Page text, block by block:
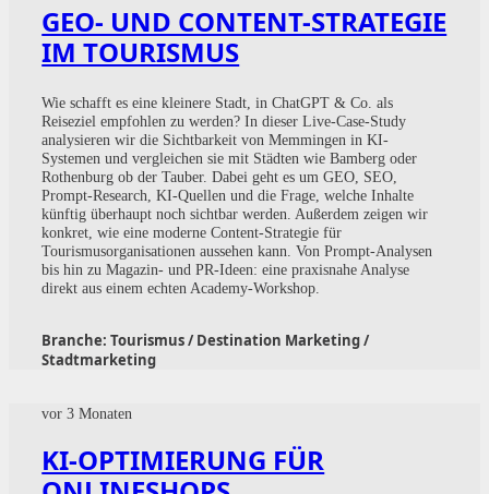
GEO- UND CONTENT-STRATEGIE
IM TOURISMUS
Wie schafft es eine kleinere Stadt, in ChatGPT & Co. als
Reiseziel empfohlen zu werden? In dieser Live-Case-Study
analysieren wir die Sichtbarkeit von Memmingen in KI-
Systemen und vergleichen sie mit Städten wie Bamberg oder
Rothenburg ob der Tauber. Dabei geht es um GEO, SEO,
Prompt-Research, KI-Quellen und die Frage, welche Inhalte
künftig überhaupt noch sichtbar werden. Außerdem zeigen wir
konkret, wie eine moderne Content-Strategie für
Tourismusorganisationen aussehen kann. Von Prompt-Analysen
bis hin zu Magazin- und PR-Ideen: eine praxisnahe Analyse
direkt aus einem echten Academy-Workshop.
Branche:Tourismus / Destination Marketing /
Stadtmarketing
vor 3 Monaten
KI-OPTIMIERUNG FÜR